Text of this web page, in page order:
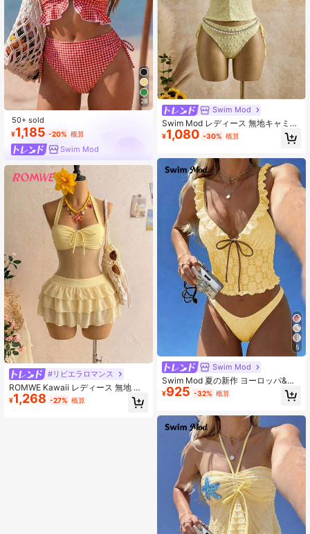
28
50+ sold
¥1,185 -20% 概算
Swim Mod
#リビエラロマンス
ROMWE Kawaii レディース 無地 ギ
ャザー ホルターネック リボン タン
キニトップ＆フリル ミニスカート 2
¥1,268 -27% 概算
Swim Mod
Swim Mod レディース 無地キャミソ
ールタンキニ
¥1,080 -30% 概算
5
Swim Mod
Swim Mod 夏の新作 ヨーロッパ&ア
メリカ スプリット 2ピースセット、
コントラストトリム&フリルエッジの
ム付きトライアングルボトム、サポ
ート付きキャミソールビキニ水着セ
ット、ビーチ、プールパーティー、
誕生日に適しています
¥925 -32% 概算